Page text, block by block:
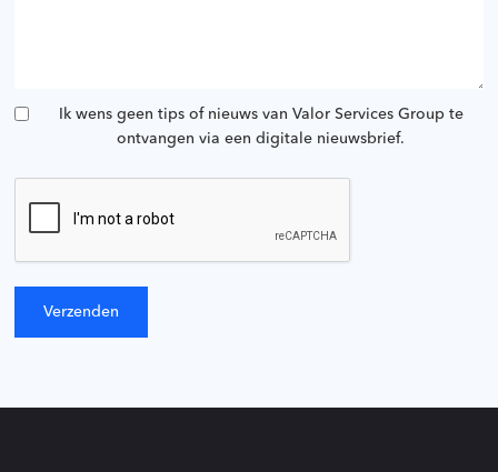
Ik wens geen tips of nieuws van Valor Services Group te
ontvangen via een digitale nieuwsbrief.